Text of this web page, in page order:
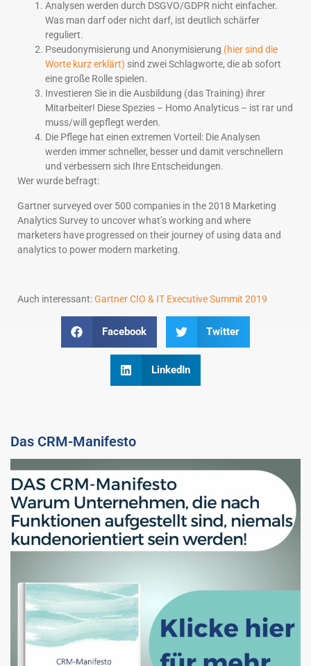
Analysen werden durch DSGVO/GDPR nicht einfacher.
Was man darf oder nicht darf, ist deutlich schärfer
reguliert.
Pseudonymisierung und Anonymisierung (hier sind die
Worte kurz erklärt) sind zwei Schlagworte, die ab sofort
eine große Rolle spielen.
Investieren Sie in die Ausbildung (das Training) ihrer
Mitarbeiter! Diese Spezies – Homo Analyticus – ist rar und
muss/will gepflegt werden.
Die Pflege hat einen extremen Vorteil: Die Analysen
werden immer schneller, besser und damit verschnellern
und verbessern sich Ihre Entscheidungen.
Wer wurde befragt:
Gartner surveyed over 500 companies in the 2018 Marketing
Analytics Survey to uncover what’s working and where
marketers have progressed on their journey of using data and
analytics to power modern marketing.
Auch interessant:Gartner CIO & IT Executive Summit 2019
Facebook Twitter
LinkedIn
Das CRM-Manifesto